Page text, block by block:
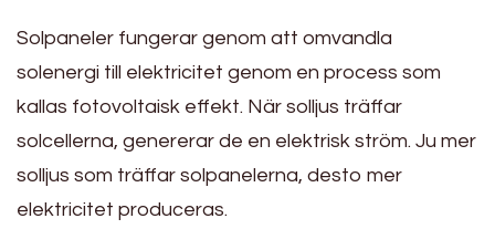
Solpaneler fungerar genom att omvandla
solenergi till elektricitet genom en process som
kallas fotovoltaisk effekt. När solljus träffar
solcellerna, genererar de en elektrisk ström. Ju mer
solljus som träffar solpanelerna, desto mer
elektricitet produceras.